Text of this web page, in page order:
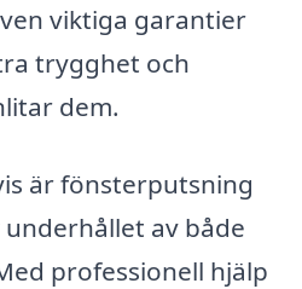
viktiga garantier
trygghet och
dem.
är fönsterputsning
av både
professionell hjälp